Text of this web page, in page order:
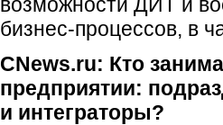
бизнес-процессов, в
CNews.ru: Кто
предприятии:
и интеграторы?